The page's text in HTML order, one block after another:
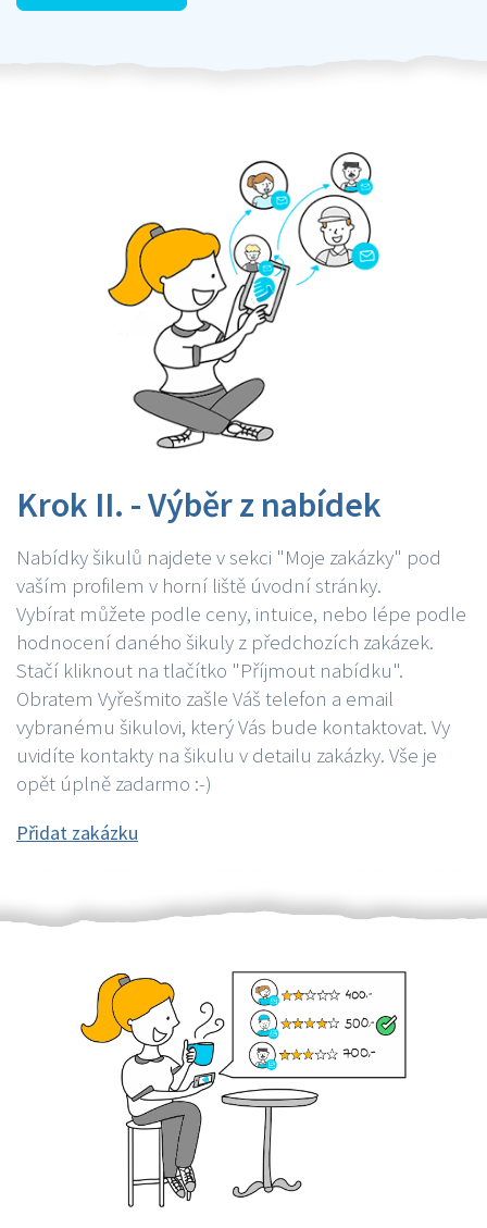
Krok II. - Výběr z nabídek
Nabídky šikulů najdete v sekci "Moje zakázky" pod
vaším profilem v horní liště úvodní stránky.
Vybírat můžete podle ceny, intuice, nebo lépe podle
hodnocení daného šikuly z předchozích zakázek.
Stačí kliknout na tlačítko "Příjmout nabídku".
Obratem Vyřešmito zašle Váš telefon a email
vybranému šikulovi, který Vás bude kontaktovat. Vy
uvidíte kontakty na šikulu v detailu zakázky. Vše je
opět úplně zadarmo :-)
Přidat zakázku